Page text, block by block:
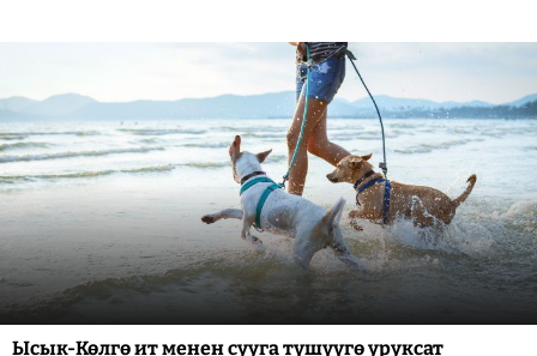
Ысык-Көлгө ит менен сууга түшүүгө уруксат